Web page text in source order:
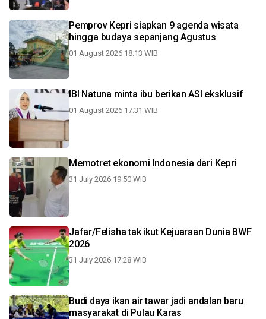
Pemprov Kepri siapkan 9 agenda wisata
hingga budaya sepanjang Agustus
01 August 2026 18:13 WIB
IBI Natuna minta ibu berikan ASI eksklusif
01 August 2026 17:31 WIB
Memotret ekonomi Indonesia dari Kepri
31 July 2026 19:50 WIB
Jafar/Felisha tak ikut Kejuaraan Dunia BWF
2026
31 July 2026 17:28 WIB
Budi daya ikan air tawar jadi andalan baru
masyarakat di Pulau Karas